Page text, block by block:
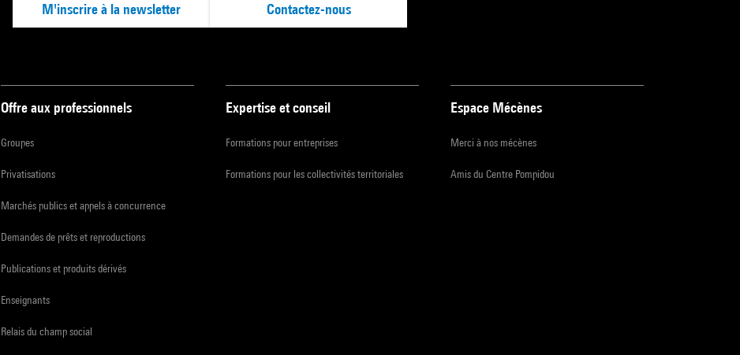
M'inscrire à la newsletter Contactez-nous
Offre aux professionnels
Groupes
Privatisations
Marchés publics et appels à concurrence
Demandes de prêts et reproductions
Publications et produits dérivés
Enseignants
Relais du champ social
Expertise et conseil
Formations pour entreprises
Formations pour les collectivités territoriales
Espace Mécènes
Merci à nos mécènes
Amis du Centre Pompidou